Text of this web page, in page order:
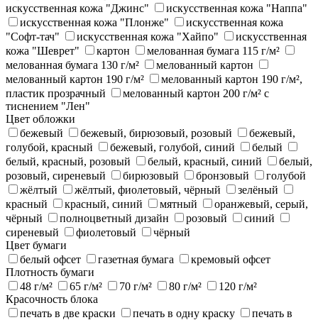
искусственная кожа "Джинс"
искусственная кожа "Наппа"
искусственная кожа "Плонже"
искусственная кожа
"Софт-тач"
искусственная кожа "Хайпо"
искусственная
кожа "Шеврет"
картон
мелованная бумага 115 г/м²
мелованная бумага 130 г/м²
мелованный картон
мелованный картон 190 г/м²
мелованный картон 190 г/м²,
пластик прозрачный
мелованный картон 200 г/м² с
тиснением "Лен"
Цвет обложки
бежевый
бежевый, бирюзовый, розовый
бежевый,
голубой, красный
бежевый, голубой, синий
белый
белый, красный, розовый
белый, красный, синий
белый,
розовый, сиреневый
бирюзовый бронзовый
голубой
жёлтый
жёлтый, фиолетовый, чёрный
зелёный
красный
красный, синий мятный
оранжевый, серый,
чёрный
полноцветный дизайн розовый
синий
сиреневый
фиолетовый
чёрный
Цвет бумаги
белый офсет
газетная бумага
кремовый офсет
Плотность бумаги
48 г/м²
65 г/м² 70 г/м² 80 г/м²
120 г/м²
Красочность блока
печать в две краски
печать в одну краску
печать в